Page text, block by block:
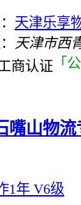
天津乐享
天津市西
「
嘴山物
1年 V6级